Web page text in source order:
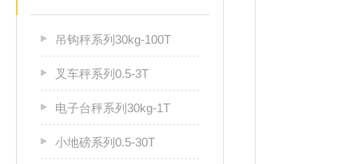
吊钩秤系列30kg-100T
叉车秤系列0.5-3T
电子台秤系列30kg-1T
小地磅系列0.5-30T